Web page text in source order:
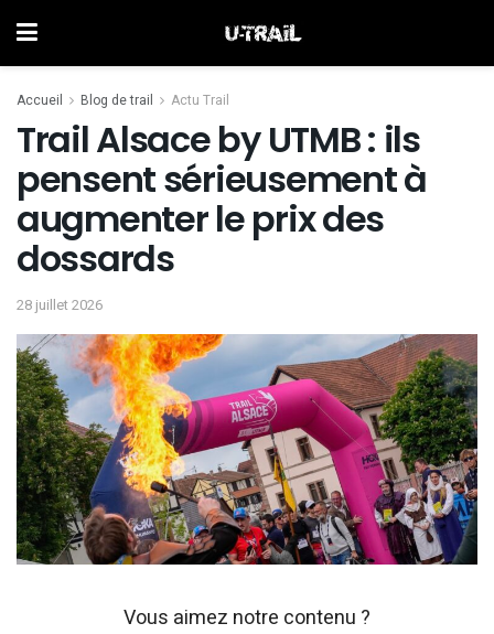
Accueil Blog de trail Actu Trail
Trail Alsace by UTMB : ils
pensent sérieusement à
augmenter le prix des
dossards
28 juillet 2026
Vous aimez notre contenu ?